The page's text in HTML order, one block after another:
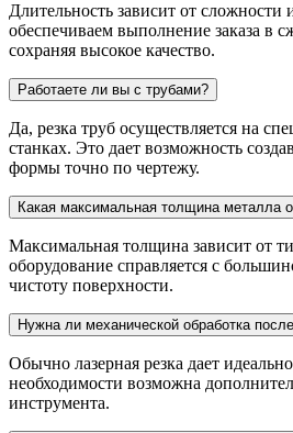
Длительность зависит от
обеспечиваем выполнение заказа в
сохраняя высокое качество.
Работаете ли вы с трубами?
Да, резка труб осуществляется на
станках. Это дает возможность
формы точно по чертежу.
Какая максимальная толщина металла
Максимальная толщина зависит от
оборудование справляется с
чистоту поверхности.
Нужна ли механической обработка
Обычно лазерная резка дает
необходимости возможна
инструмента.